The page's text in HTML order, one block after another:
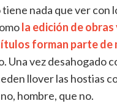
tiene nada que ver con
la edición de obras
forman parte de
Una vez desahogado
llover las hostias
hombre, que no.